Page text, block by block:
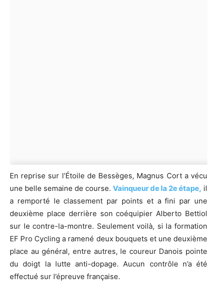
En reprise sur l’Étoile de Bessèges, Magnus Cort a vécu
une belle semaine de course. Vainqueur de la 2e étape, il
a remporté le classement par points et a fini par une
deuxième place derrière son coéquipier Alberto Bettiol
sur le contre-la-montre. Seulement voilà, si la formation
EF Pro Cycling a ramené deux bouquets et une deuxième
place au général, entre autres, le coureur Danois pointe
du doigt la lutte anti-dopage. Aucun contrôle n’a été
effectué sur l’épreuve française.